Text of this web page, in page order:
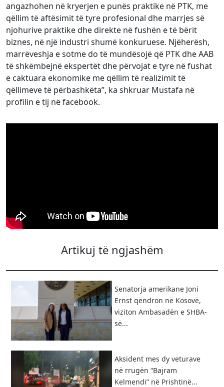
angazhohen në kryerjen e punës praktike në PTK, me
qëllim të aftësimit të tyre profesional dhe marrjes së
njohurive praktike dhe direkte në fushën e të bërit
biznes, në një industri shumë konkuruese. Njëherësh,
marrëveshja e sotme do të mundësojë që PTK dhe AAB
të shkëmbejnë ekspertët dhe përvojat e tyre në fushat
e caktuara ekonomike me qëllim të realizimit të
qëllimeve të përbashkëta”, ka shkruar Mustafa në
profilin e tij në facebook.
Artikuj të ngjashëm
Senatorja amerikane Joni
Ernst qëndron në Kosovë,
viziton Ambasadën e SHBA-
së...
Aksident mes dy veturave
në rrugën “Bajram
Kelmendi” në Prishtinë...